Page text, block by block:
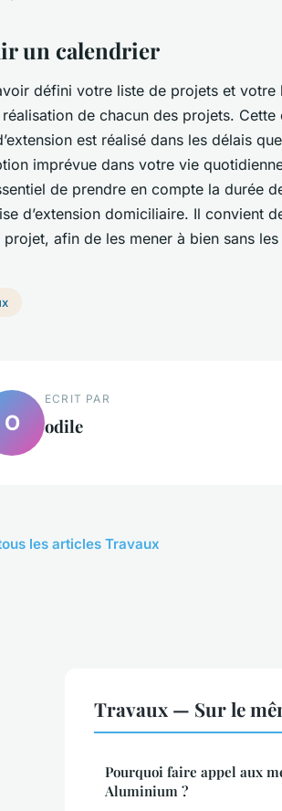
un calendrier
défini votre liste de projets et
de chacun des projets.
est réalisé dans les délais
imprévue dans votre vie
de prendre en compte la durée
d’extension domiciliaire. Il convient
projet, afin de les mener à bien sans
O
ECRIT PAR
odile
les articles Travaux
Travaux — Sur le
Pourquoi faire appel aux
Aluminium ?